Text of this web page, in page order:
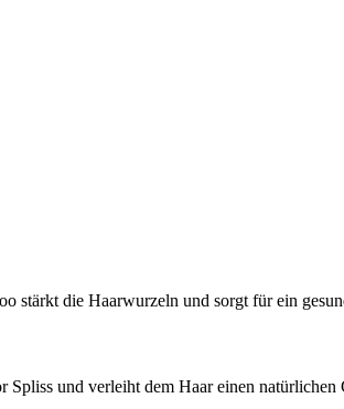
stärkt die Haarwurzeln und sorgt für ein
Spliss und verleiht dem Haar einen natürlichen